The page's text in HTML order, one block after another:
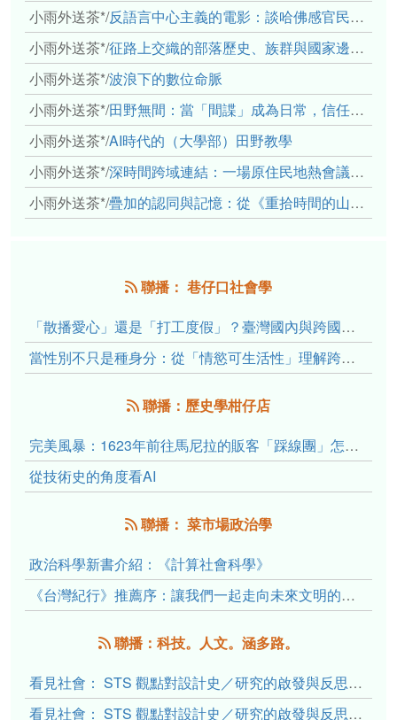
小雨外送茶*/反語言中心主義的電影：談哈佛感官民族誌實驗室
小雨外送茶*/征路上交織的部落歷史、族群與國家邊界敘事： 《路有多長》、《高砂的翅膀》、《檔案／李光輝》
小雨外送茶*/波浪下的數位命脈
小雨外送茶*/田野無間：當「間諜」成為日常，信任角力下的情感伏流
小雨外送茶*/AI時代的（大學部）田野教學
小雨外送茶*/深時間跨域連結：一場原住民地熱會議的初步觀察
小雨外送茶*/疊加的認同與記憶：從《重拾時間的山語》探討「我們的」立場性(positionality)
聯播： 巷仔口社會學
「散播愛心」還是「打工度假」？臺灣國內與跨國捐卵的利他修辭、金錢動機與身體代價
當性別不只是種身分：從「情慾可生活性」理解跨性別者的身體、慾望與認同探索
聯播：歷史學柑仔店
完美風暴：1623年前往馬尼拉的販客「踩線團」怎麼會困死於澎湖?
從技術史的角度看AI
聯播： 菜市場政治學
政治科學新書介紹：《計算社會科學》
《台灣紀行》推薦序：讓我們一起走向未來文明的備忘錄
聯播：科技。人文。涵多路。
看見社會： STS 觀點對設計史／研究的啟發與反思（下）
看見社會： STS 觀點對設計史／研究的啟發與反思（上）